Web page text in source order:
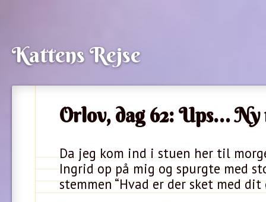
Kattens Rejse
Orlov, dag 62: Ups… Ny
Da jeg kom ind i stuen her til
Ingrid op på mig og spurgte med
stemmen “Hvad er der sket med dit